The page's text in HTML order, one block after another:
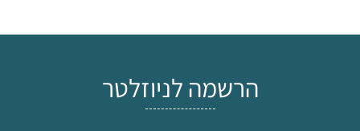
הרשמה לניוזלטר